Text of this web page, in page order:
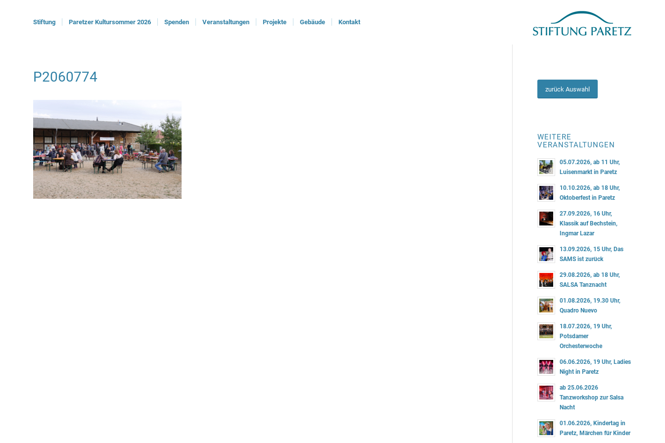
Stiftung Paretzer Kultursommer 2026 Spenden Veranstaltungen Projekte Gebäude Kontakt
P2060774
zurück Auswahl
WEITERE
VERANSTALTUNGEN
05.07.2026, ab 11 Uhr,
Luisenmarkt in Paretz
10.10.2026, ab 18 Uhr,
Oktoberfest in Paretz
27.09.2026, 16 Uhr,
Klassik auf Bechstein,
Ingmar Lazar
13.09.2026, 15 Uhr, Das
SAMS ist zurück
29.08.2026, ab 18 Uhr,
SALSA Tanznacht
01.08.2026, 19.30 Uhr,
Quadro Nuevo
18.07.2026, 19 Uhr,
Potsdamer
Orchesterwoche
06.06.2026, 19 Uhr, Ladies
Night in Paretz
ab 25.06.2026
Tanzworkshop zur Salsa
Nacht
01.06.2026, Kindertag in
Paretz, Märchen für Kinder